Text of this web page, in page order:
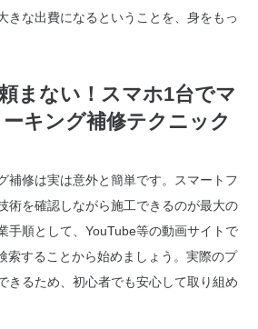
きな出費になるということを、身をもっ
まない！スマホ1台でマ
キング補修テクニック
補修は実は意外と簡単です。スマートフ
術を確認しながら施工できるのが最大の
手順として、YouTube等の動画サイトで
索することから始めましょう。実際のプ
きるため、初心者でも安心して取り組め